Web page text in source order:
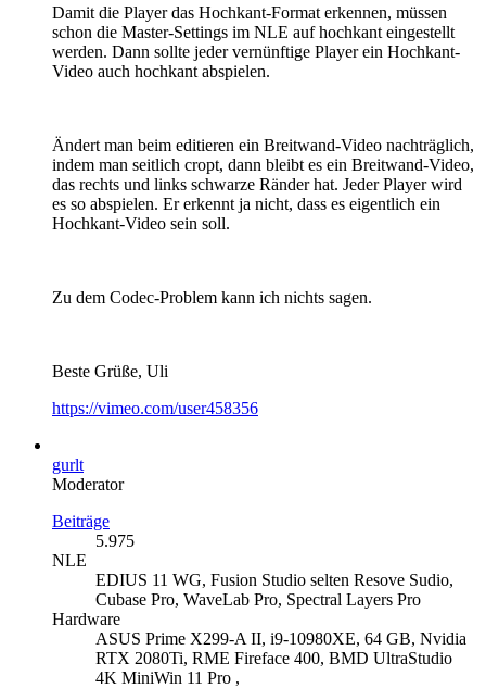
Damit die Player das Hochkant-Format erkennen, müssen
schon die Master-Settings im NLE auf hochkant eingestellt
werden. Dann sollte jeder vernünftige Player ein Hochkant-
Video auch hochkant abspielen.
Ändert man beim editieren ein Breitwand-Video nachträglich,
indem man seitlich cropt, dann bleibt es ein Breitwand-Video,
das rechts und links schwarze Ränder hat. Jeder Player wird
es so abspielen. Er erkennt ja nicht, dass es eigentlich ein
Hochkant-Video sein soll.
Zu dem Codec-Problem kann ich nichts sagen.
Beste Grüße, Uli
https://vimeo.com/user458356
gurlt
Moderator
Beiträge
5.975
NLE
EDIUS 11 WG, Fusion Studio selten Resove Sudio,
Cubase Pro, WaveLab Pro, Spectral Layers Pro
Hardware
ASUS Prime X299-A II, i9-10980XE, 64 GB, Nvidia
RTX 2080Ti, RME Fireface 400, BMD UltraStudio
4K MiniWin 11 Pro ,